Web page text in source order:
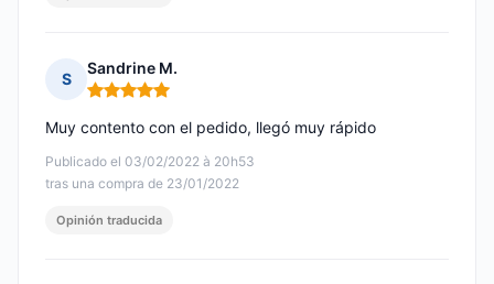
S
Sandrine M.
Nota: 5 de 5
Publicado el 03/02/2022 à 20h53
tras una compra de 23/01/2022
Muy contento con el pedido, llegó muy rápido
Opinión traducida